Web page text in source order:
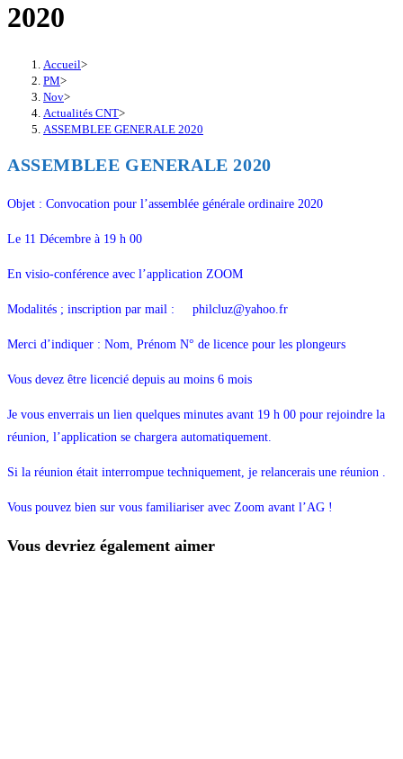
2020
Accueil>
PM>
Nov>
Actualités CNT>
ASSEMBLEE GENERALE 2020
ASSEMBLEE GENERALE 2020
Objet : Convocation pour l’assemblée générale ordinaire 2020
Le 11 Décembre à 19 h 00
En visio-conférence avec l’application ZOOM
Modalités ; inscription par mail : philcluz@yahoo.fr
Merci d’indiquer : Nom, Prénom N° de licence pour les plongeurs
Vous devez être licencié depuis au moins 6 mois
Je vous enverrais un lien quelques minutes avant 19 h 00 pour rejoindre la
réunion, l’application se chargera automatiquement.
Si la réunion était interrompue techniquement, je relancerais une réunion .
Vous pouvez bien sur vous familiariser avec Zoom avant l’AG !
Vous devriez également aimer